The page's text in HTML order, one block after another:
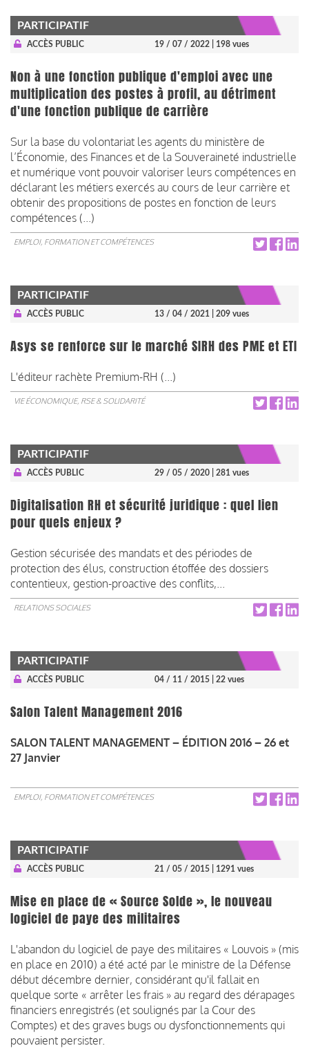
PARTICIPATIF
ACCÈS PUBLIC 19 / 07 / 2022 | 198 vues
Non à une fonction publique d'emploi avec une
multiplication des postes à profil, au détriment
d'une fonction publique de carrière
Sur la base du volontariat les agents du ministère de
l’Économie, des Finances et de la Souveraineté industrielle
et numérique vont pouvoir valoriser leurs compétences en
déclarant les métiers exercés au cours de leur carrière et
obtenir des propositions de postes en fonction de leurs
compétences (...)
EMPLOI, FORMATION ET COMPÉTENCES
PARTICIPATIF
ACCÈS PUBLIC 13 / 04 / 2021 | 209 vues
Asys se renforce sur le marché SIRH des PME et ETI
L'éditeur rachète Premium-RH (...)
VIE ÉCONOMIQUE, RSE & SOLIDARITÉ
PARTICIPATIF
ACCÈS PUBLIC 29 / 05 / 2020 | 281 vues
Digitalisation RH et sécurité juridique : quel lien
pour quels enjeux ?
Gestion sécurisée des mandats et des périodes de
protection des élus, construction étoffée des dossiers
contentieux, gestion-proactive des conflits,...
RELATIONS SOCIALES
PARTICIPATIF
ACCÈS PUBLIC 04 / 11 / 2015 | 22 vues
Salon Talent Management 2016
SALON TALENT MANAGEMENT – ÉDITION 2016 – 26 et
27 Janvier
EMPLOI, FORMATION ET COMPÉTENCES
PARTICIPATIF
ACCÈS PUBLIC 21 / 05 / 2015 | 1291 vues
Mise en place de « Source Solde », le nouveau
logiciel de paye des militaires
L'abandon du logiciel de paye des militaires « Louvois » (mis
en place en 2010) a été acté par le ministre de la Défense
début décembre dernier, considérant qu'il fallait en
quelque sorte « arrêter les frais » au regard des dérapages
financiers enregistrés (et soulignés par la Cour des
Comptes) et des graves bugs ou dysfonctionnements qui
pouvaient persister.